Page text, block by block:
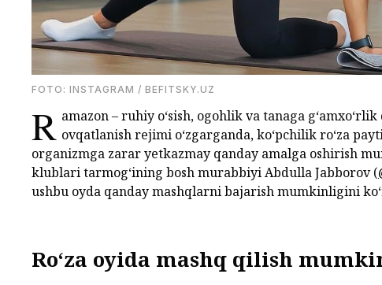
FOTO: INSTAGRAM / BEFITSKY.UZ
R amazon – ruhiy o‘sish, ogohlik va tanaga
ovqatlanish rejimi o‘zgarganda, ko‘pchilik ro‘za
organizmga zarar yetkazmay qanday amalga oshirish
klublari tarmog‘ining bosh murabbiyi Abdulla Jabborov (
ushbu oyda qanday mashqlarni bajarish mumkinligini
Ro‘za oyida mashq qilish